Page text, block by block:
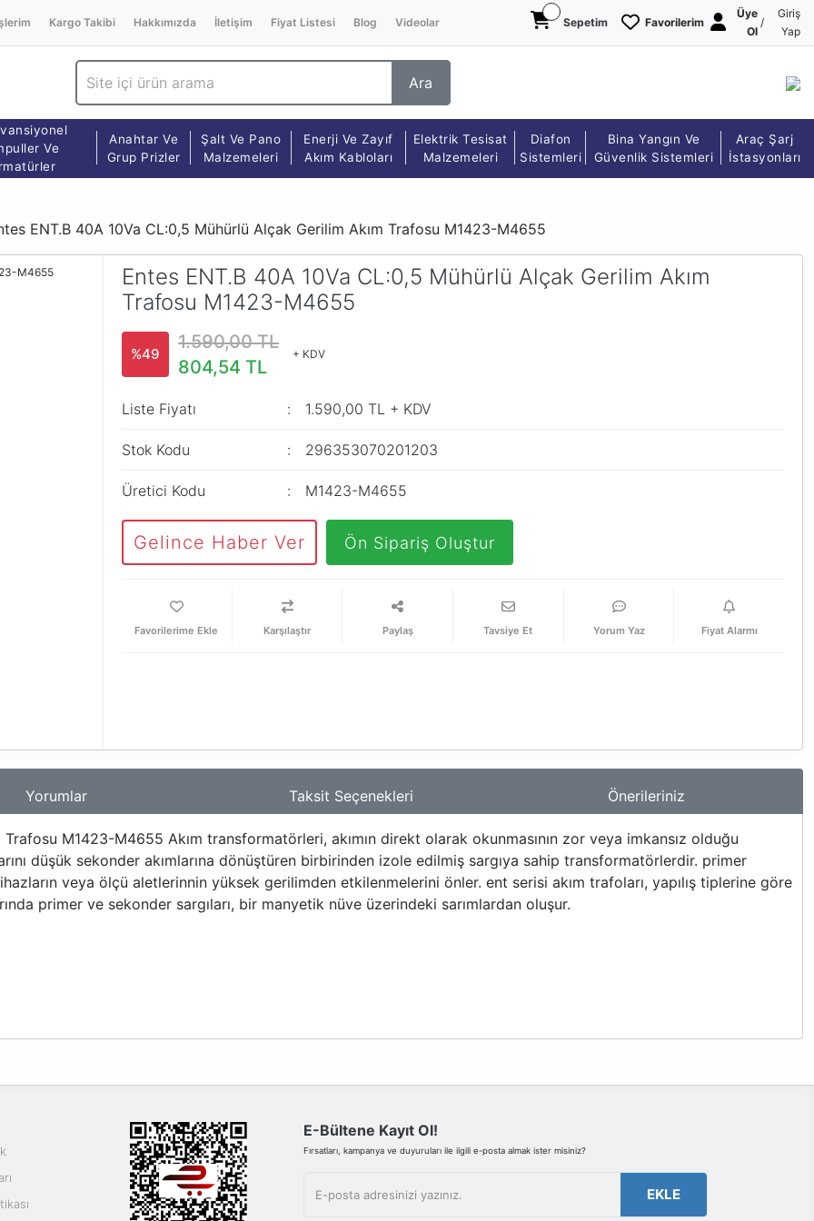
Kargo Takibi Hakkımızda İletişim Fiyat Listesi Blog Videolar Sepetim Favorilerim
Üye
Ol
/
Giriş
Yap
Ara
Ve
Anahtar Ve
Grup Prizler
Şalt Ve Pano
Malzemeleri
Enerji Ve Zayıf
Akım Kabloları
Elektrik Tesisat
Malzemeleri
Diafon
Sistemleri
Bina Yangın Ve
Güvenlik Sistemleri
Araç Şarj
İstasyonları
ENT.B 40A 10Va CL:0,5 Mühürlü Alçak Gerilim Akım Trafosu M1423-M4655
Entes ENT.B 40A 10Va CL:0,5 Mühürlü Alçak Gerilim Akım
Trafosu M1423-M4655
%49
1.590,00 TL
804,54 TL
+ KDV
Liste Fiyatı 1.590,00 TL + KDV
Stok Kodu 296353070201203
Üretici Kodu M1423-M4655
Gelince Haber Ver Ön Sipariş Oluştur
Karşılaştır Paylaş Tavsiye Et Yorum Yaz Fiyat Alarmı
Yorumlar Taksit Seçenekleri Önerileriniz
M1423-M4655 Akım transformatörleri, akımın direkt olarak okunmasının zor veya imkansız olduğu
düşük sekonder akımlarına dönüştüren birbirinden izole edilmiş sargıya sahip transformatörlerdir. primer
veya ölçü aletlerinnin yüksek gerilimden etkilenmelerini önler. ent serisi akım trafoları, yapılış tiplerine göre
primer ve sekonder sargıları, bir manyetik nüve üzerindeki sarımlardan oluşur.
E-Bültene Kayıt Ol!
Fırsatları, kampanya ve duyuruları ile ilgili e-posta almak ister misiniz?
EKLE